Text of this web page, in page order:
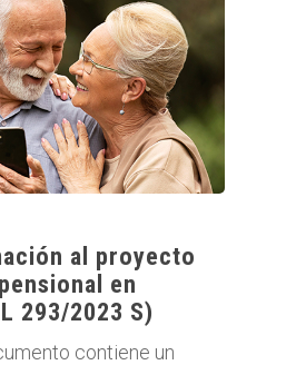
al proyecto
en
293/2023 S)
contiene un